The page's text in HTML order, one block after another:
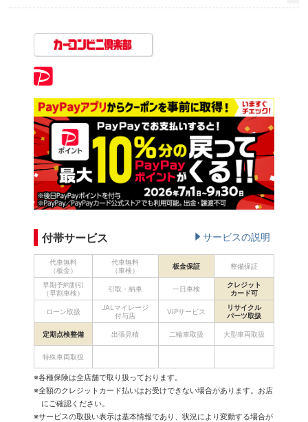
付帯サービス サービスの説明
代車無料
（板金）
代車無料
（車検）
板金保証 整備保証
早期予約割引
（早割車検）
引取・納車 一日車検
クレジット
カード可
ローン取扱
JALマイレージ
付与店
VIPサービス
リサイクル
パーツ取扱
定期点検整備 出張見積 二輪車取扱 大型車両取扱
特殊車両取扱
※各種保険は全店舗で取り扱っております。
※全額のクレジットカード払いはお受けできない場合があります。お店
にご確認ください。
※サービスの取扱い表示は基本情報であり、状況により変動する場合が